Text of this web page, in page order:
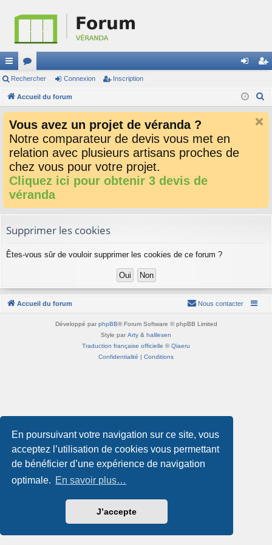
En poursuivant votre navigation sur ce site, vous
acceptez l’utilisation de cookies vous permettant
de bénéficier d’une expérience de navigation
optimale. En savoir plus…
J’accepte
ac
co
ci
or
u
s
ne cri
Rechercher Connexion Inscription
Accueil du forum
r
Vous avez un projet de véranda ?
Notre comparateur de devis vous met en
relation avec plusieurs artisans proches de
chez vous pour votre projet.
Cliquez ici pour obtenir 3 devis de
véranda
Supprimer les cookies
Êtes-vous sûr de vouloir supprimer les cookies de ce forum ?
Accueil du forum Nous contacter
Développé par phpBB® Forum Software © phpBB Limited
Style par Arty & halilesen
Traduction française officielle ©Qiaeru
Confidentialité | Conditions